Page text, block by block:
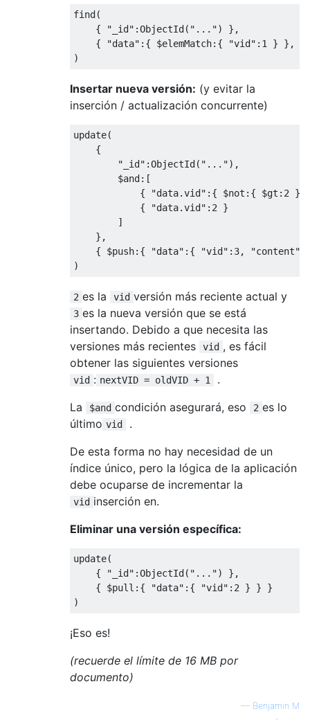
find(
{
"_id" :ObjectId( "...")
},
{
"data" :{ $elemMatch:{ "vid" : 1 } },
)
Insertar nueva versión: (y evitar la
inserción / actualización concurrente)
update(
{
"_id" :ObjectId( "..."),
        $and
:[
{
"data.vid" :{ $not :{ $gt : 2 }
{
"data.vid" : 2
}
]
},
{ $push:{ "data" :{ "vid" : 3, "content"
)
2 es la vid versión más reciente actual y
3 es la nueva versión que se está
insertando. Debido a que necesita las
versiones más recientes
vid , es fácil
obtener las siguientes versiones
vid : nextVID = oldVID + 1
.
La
$and condición asegurará, eso 2 es lo
último vid
.
De esta forma no hay necesidad de un
índice único, pero la lógica de la aplicación
debe ocuparse de incrementar la
vid inserción en.
Eliminar una versión específica:
update(
{
"_id" :ObjectId( "...")
},
{ $pull :{ "data" :{ "vid" : 2 } }
}
)
¡Eso es!
(recuerde el límite de 16 MB por
documento)
— Benjamin M